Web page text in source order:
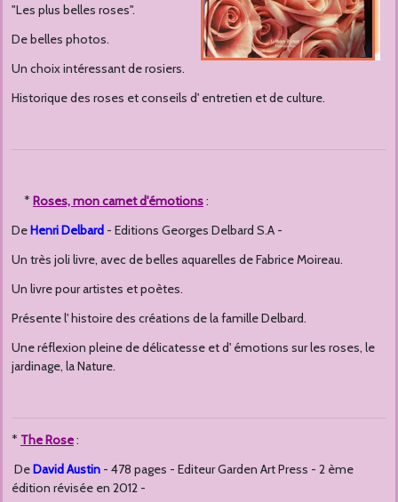
"Les plus belles roses".
De belles photos.
Un choix intéressant de rosiers.
Historique des roses et conseils d' entretien et de culture.
* Roses, mon carnet d'émotions:
DeHenri Delbard - Editions Georges Delbard S.A -
Un très joli livre, avec de belles aquarelles de Fabrice Moireau.
Un livre pour artistes et poètes.
Présente l' histoire des créations de la famille Delbard.
Une réflexion pleine de délicatesse et d' émotions sur les roses, le
jardinage, la Nature.
* The Rose:
DeDavid Austin - 478 pages - Editeur Garden Art Press - 2 ème
édition révisée en 2012 -